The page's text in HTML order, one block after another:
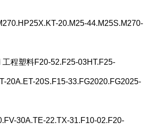
20.M25-44.M25S.M270-
程塑料F20-52.F25-03HT.F25-
20A.ET-20S.F15-33.FG2020.FG2025-
30A.TE-22.TX-31.F10-02.F20-